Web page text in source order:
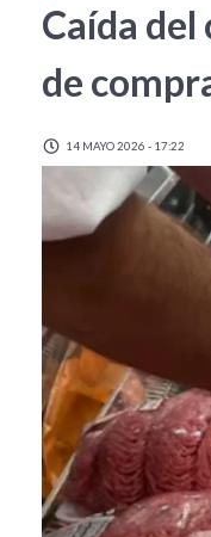
Caída del
de
14 MAYO 2026 - 17:22